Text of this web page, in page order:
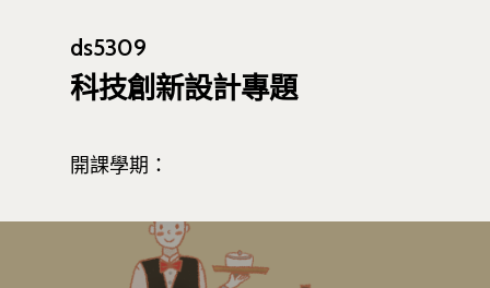
ds5309
科技創新設計專題
開課學期：